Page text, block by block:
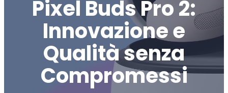
Pixel Buds Pro 2:
Innovazione e
Qualità senza
Compromessi